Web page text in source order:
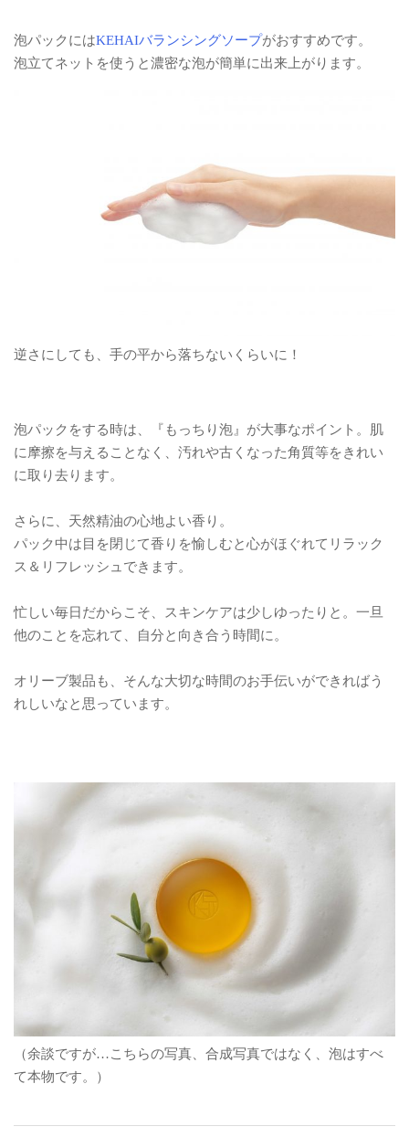
泡パックにはKEHAIバランシングソープがおすすめです。
泡立てネットを使うと濃密な泡が簡単に出来上がります。
逆さにしても、手の平から落ちないくらいに！
泡パックをする時は、『もっちり泡』が大事なポイント。肌
に摩擦を与えることなく、汚れや古くなった角質等をきれい
に取り去ります。
さらに、天然精油の心地よい香り。
パック中は目を閉じて香りを愉しむと心がほぐれてリラック
ス＆リフレッシュできます。
忙しい毎日だからこそ、スキンケアは少しゆったりと。一旦
他のことを忘れて、自分と向き合う時間に。
オリーブ製品も、そんな大切な時間のお手伝いができればう
れしいなと思っています。
（余談ですが…こちらの写真、合成写真ではなく、泡はすべ
て本物です。）